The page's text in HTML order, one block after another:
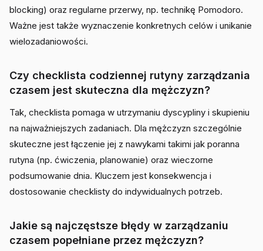
blocking) oraz regularne przerwy, np. technikę Pomodoro.
Ważne jest także wyznaczenie konkretnych celów i unikanie
wielozadaniowości.
Czy checklista codziennej rutyny zarządzania
czasem jest skuteczna dla mężczyzn?
Tak, checklista pomaga w utrzymaniu dyscypliny i skupieniu
na najważniejszych zadaniach. Dla mężczyzn szczególnie
skuteczne jest łączenie jej z nawykami takimi jak poranna
rutyna (np. ćwiczenia, planowanie) oraz wieczorne
podsumowanie dnia. Kluczem jest konsekwencja i
dostosowanie checklisty do indywidualnych potrzeb.
Jakie są najczęstsze błędy w zarządzaniu
czasem popełniane przez mężczyzn?